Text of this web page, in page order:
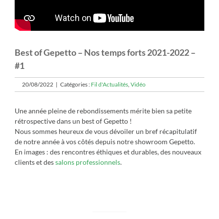
Best of Gepetto – Nos temps forts 2021-2022 –
#1
20/08/2022 | Catégories : Fil d'Actualités Vidéo
Une année pleine de rebondissements mérite bien sa petite
rétrospective dans un best of Gepetto !
Nous sommes heureux de vous dévoiler un bref récapitulatif
de notre année à vos côtés depuis notre showroom Gepetto.
En images : des rencontres éthiques et durables, des nouveaux
clients et dessalons professionnels.